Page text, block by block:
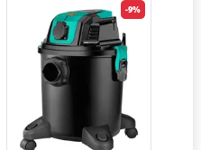
-9%